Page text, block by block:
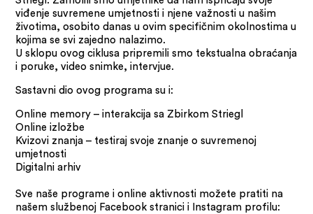
viđenje suvremene umjetnosti i njene važnosti u našim
životima, osobito danas u ovim specifičnim okolnostima u
kojima se svi zajedno nalazimo.
U sklopu ovog ciklusa pripremili smo tekstualna obraćanja
i poruke, video snimke, intervjue.
Sastavni dio ovog programa su i:
Online memory – interakcija sa Zbirkom Striegl
Online izložbe
Kvizovi znanja – testiraj svoje znanje o suvremenoj
umjetnosti
Digitalni arhiv
Sve naše programe i online aktivnosti možete pratiti na
našem službenoj Facebook stranici i Instagram profilu: